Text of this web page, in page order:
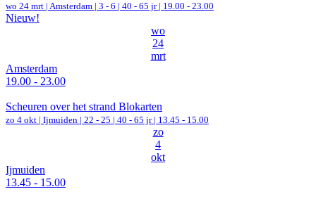
wo 24 mrt | Amsterdam | 3 - 6 | 40 - 65 jr | 19.00 - 23.00
Nieuw!
wo
24
mrt
Amsterdam
19.00 - 23.00
Scheuren over het strand Blokarten
zo 4 okt | Ijmuiden | 22 - 25 | 40 - 65 jr | 13.45 - 15.00
zo
4
okt
Ijmuiden
13.45 - 15.00